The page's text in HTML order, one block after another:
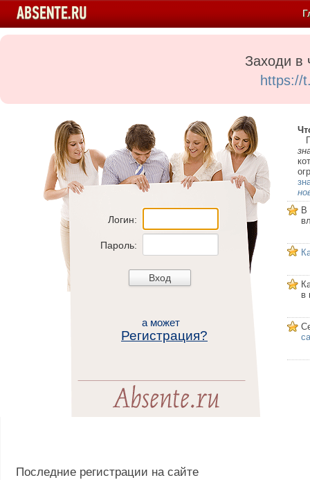
Заходи в
https://
Логин:
Пароль:
а может
Регистрация?
В
в
Последние регистрации на сайте